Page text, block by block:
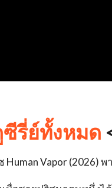
รี่ย์ทั้งหมด
Human Vapor (2026) พ